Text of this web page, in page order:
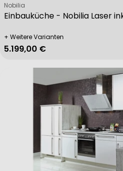
Einbauküche - Nobilia Laser
Verkäufer:
Nobilia
+ Weitere Varianten
Regulärer Preis
5.199,00 €